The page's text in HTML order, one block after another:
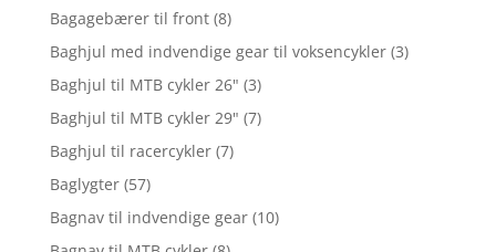
Bagagebærer til front (8)
Baghjul med indvendige gear til voksencykler (3)
Baghjul til MTB cykler 26" (3)
Baghjul til MTB cykler 29" (7)
Baghjul til racercykler (7)
Baglygter (57)
Bagnav til indvendige gear (10)